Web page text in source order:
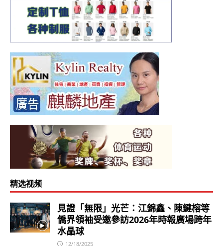
精选视频
見證「無限」光芒：江錦鑫、陳鍵榕等
僑界領袖受邀參訪2026年時報廣場跨年
水晶球
12/18/2025